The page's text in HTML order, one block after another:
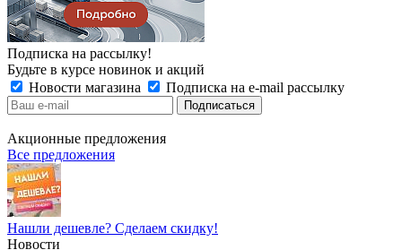
Подписка на рассылку!
Будьте в курсе новинок и акций
Новости магазина
Подписка на e-mail рассылку
Акционные предложения
Все предложения
Нашли дешевле? Сделаем скидку!
Новости